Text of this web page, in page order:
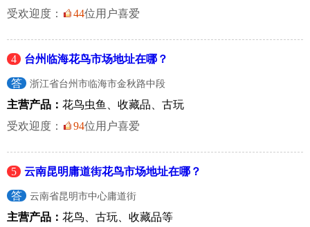
受欢迎度：
44位用户喜爱
4 台州临海花鸟市场地址在哪？
答 浙江省台州市临海市金秋路中段
主营产品： 花鸟虫鱼、收藏品、古玩
受欢迎度：
94位用户喜爱
5 云南昆明庸道街花鸟市场地址在哪？
答 云南省昆明市中心庸道街
主营产品： 花鸟、古玩、收藏品等